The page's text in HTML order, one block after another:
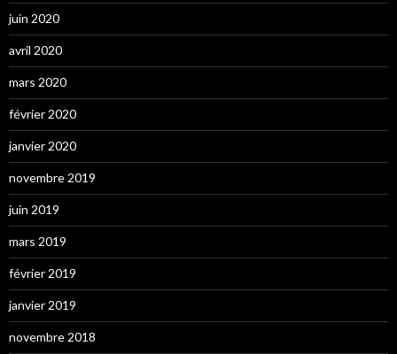
juin 2020
avril 2020
mars 2020
février 2020
janvier 2020
novembre 2019
juin 2019
mars 2019
février 2019
janvier 2019
novembre 2018